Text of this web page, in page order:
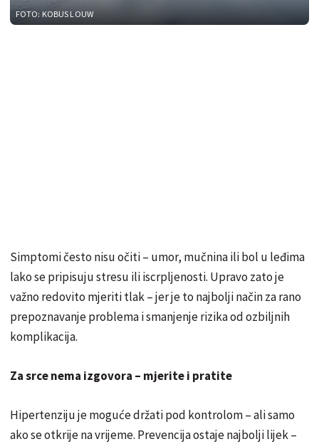
FOTO: KOBUS LOUW
Simptomi često nisu očiti – umor, mučnina ili bol u leđima
lako se pripisuju stresu ili iscrpljenosti. Upravo zato je
važno redovito mjeriti tlak – jer je to najbolji način za rano
prepoznavanje problema i smanjenje rizika od ozbiljnih
komplikacija.
Za srce nema izgovora – mjerite i pratite
Hipertenziju je moguće držati pod kontrolom – ali samo
ako se otkrije na vrijeme. Prevencija ostaje najbolji lijek –